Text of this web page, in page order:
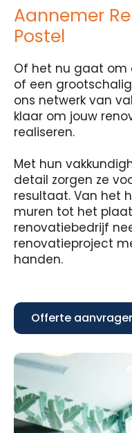
Aannemer
Postel
Of het nu gaat om
of een
ons netwerk van
klaar om jouw
realiseren.
Met hun
detail zorgen ze
resultaat. Van het
muren tot het
renovatiebedrijf
renovatieproject
handen.
Offerte